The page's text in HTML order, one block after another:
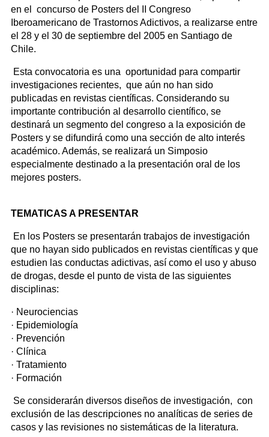
en el concurso de Posters del II Congreso
Iberoamericano de Trastornos Adictivos, a realizarse entre
el 28 y el 30 de septiembre del 2005 en Santiago de
Chile.
Esta convocatoria es una oportunidad para compartir
investigaciones recientes, que aún no han sido
publicadas en revistas científicas. Considerando su
importante contribución al desarrollo científico, se
destinará un segmento del congreso a la exposición de
Posters y se difundirá como una sección de alto interés
académico. Además, se realizará un Simposio
especialmente destinado a la presentación oral de los
mejores posters.
TEMATICAS A PRESENTAR
En los Posters se presentarán trabajos de investigación
que no hayan sido publicados en revistas científicas y que
estudien las conductas adictivas, así como el uso y abuso
de drogas, desde el punto de vista de las siguientes
disciplinas:
· Neurociencias
· Epidemiología
· Prevención
· Clínica
· Tratamiento
· Formación
Se considerarán diversos diseños de investigación, con
exclusión de las descripciones no analíticas de series de
casos y las revisiones no sistemáticas de la literatura.